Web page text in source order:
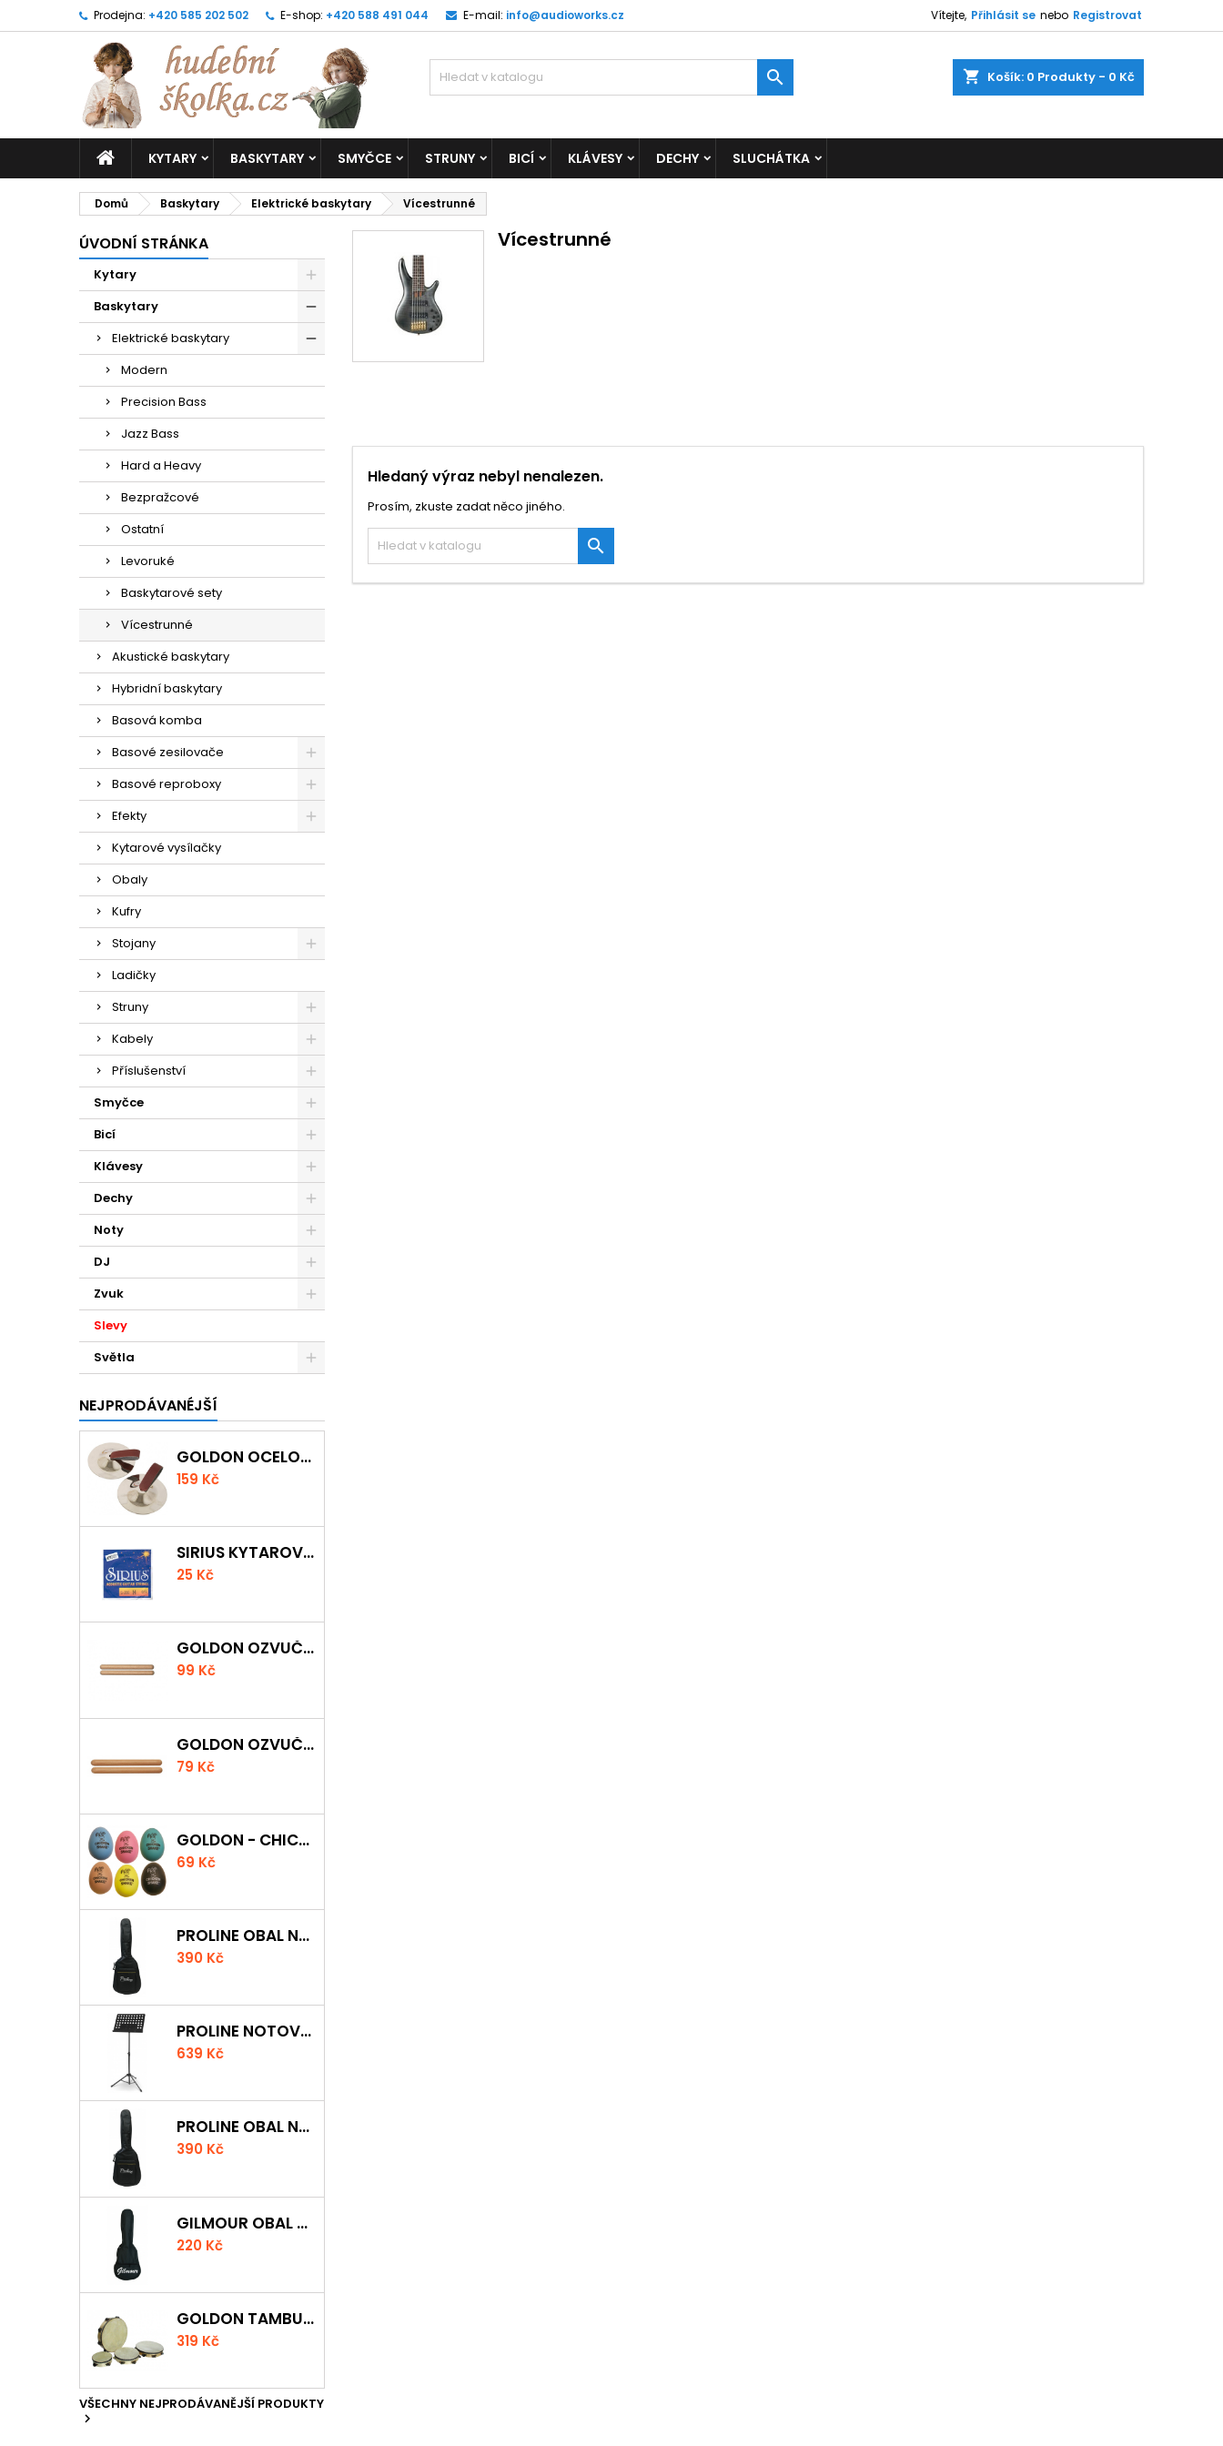
Prodejna: +420 585 202 502 E-shop: +420 588 491 044 E-mail: info@audioworks.cz Vítejte, Přihlásit se nebo Registrovat
shopping_cart Košík: 0 Produkty - 0 Kč

KYTARY BASKYTARY SMYČCE STRUNY BICÍ KLÁVESY DECHY SLUCHÁTKA
Domů Baskytary Elektrické baskytary Vícestrunné
ÚVODNÍ STRÁNKA
Kytary
Baskytary
Elektrické baskytary
Modern
Precision Bass
Jazz Bass
Hard a Heavy
Bezpražcové
Ostatní
Levoruké
Baskytarové sety
Vícestrunné
Akustické baskytary
Hybridní baskytary
Basová komba
Basové zesilovače
Basové reproboxy
Efekty
Kytarové vysílačky
Obaly
Kufry
Stojany
Ladičky
Struny
Kabely
Příslušenství
Smyčce
Bicí
Klávesy
Dechy
Noty
DJ
Zvuk
Slevy
Světla
NEJPRODÁVANÉJŠÍ
GOLDON OCELOVÉ PRSTOVÉ ČINELKY
159 Kč
SIRIUS KYTAROVÁ STRUNA
25 Kč
GOLDON OZVUČNÁ DŘÍVKA 18 X 200MM
99 Kč
GOLDON OZVUČNÁ DŘÍVKA 15 X 150MM
79 Kč
GOLDON - CHICKEN SHAKER
69 Kč
PROLINE OBAL NA AKUSTICKOU KYTARU S 5 MM POLSTROVÁNÍM
390 Kč
PROLINE NOTOVÝ PULT ODLEHČENÝ
639 Kč
PROLINE OBAL NA KLASICKOU KYTARU S 5 MM POLSTROVÁNÍM
390 Kč
GILMOUR OBAL NA UKULELE CONCERT
220 Kč
GOLDON TAMBURÍNA S BLÁNOU A ČINELKY 20CM
319 Kč
VŠECHNY NEJPRODÁVANĚJŠÍ PRODUKTY

Vícestrunné
Hledaný výraz nebyl nenalezen.
Prosím, zkuste zadat něco jiného.
